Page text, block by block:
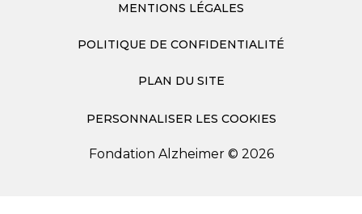
MENTIONS LÉGALES
POLITIQUE DE CONFIDENTIALITÉ
PLAN DU SITE
PERSONNALISER LES COOKIES
Fondation Alzheimer © 2026